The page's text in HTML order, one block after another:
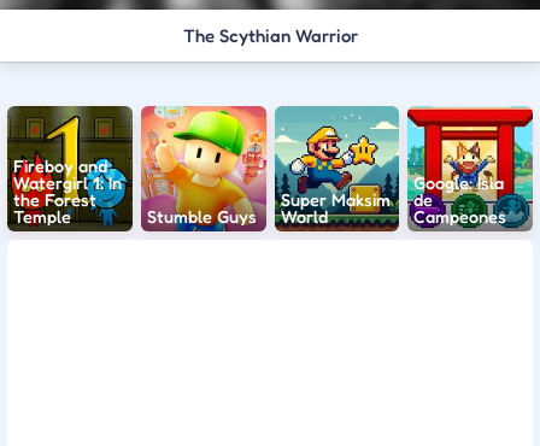
The Scythian Warrior
Fireboy and
Watergirl 1: In
the Forest
Temple
Stumble Guys
Super Maksim
World
Google: Isla
de
Campeones